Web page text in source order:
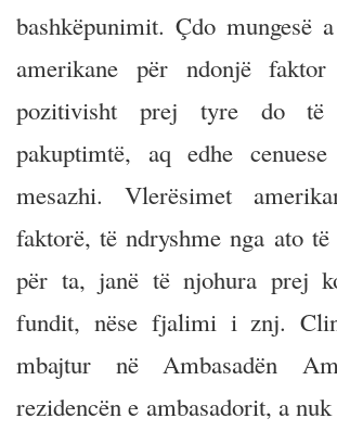
bashkëpunimit. Çdo mungesë
amerikane për ndonjë
pozitivisht prej tyre do
pakuptimtë, aq edhe
mesazhi. Vlerësimet
faktorë, të ndryshme nga ato
për ta, janë të njohura prej
fundit, nëse fjalimi i znj.
mbajtur në Ambasadën
rezidencën e ambasadorit, a